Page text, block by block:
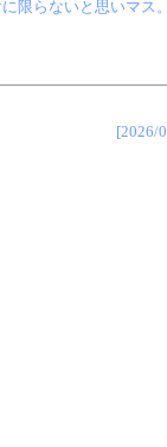
限らないと思いマス
[2026/